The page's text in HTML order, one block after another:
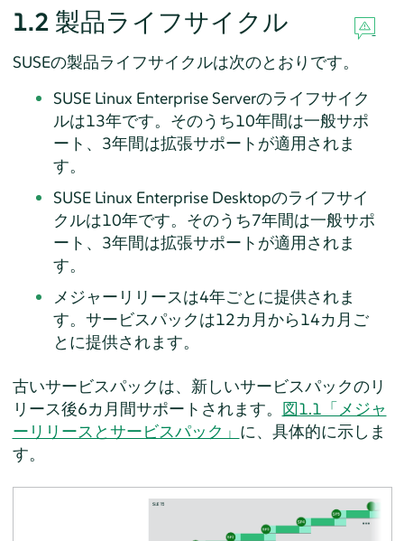
1.2 製品ライフサイクル
SUSEの製品ライフサイクルは次のとおりです。
SUSE Linux Enterprise Serverのライフサイク
ルは13年です。そのうち10年間は一般サポ
ート、3年間は拡張サポートが適用されま
す。
SUSE Linux Enterprise Desktopのライフサイ
クルは10年です。そのうち7年間は一般サポ
ート、3年間は拡張サポートが適用されま
す。
メジャーリリースは4年ごとに提供されま
す。サービスパックは12カ月から14カ月ご
とに提供されます。
古いサービスパックは、新しいサービスパックのリ
リース後6カ月間サポートされます。 図1.1「メジャ
ーリリースとサービスパック」 に、具体的に示しま
す。